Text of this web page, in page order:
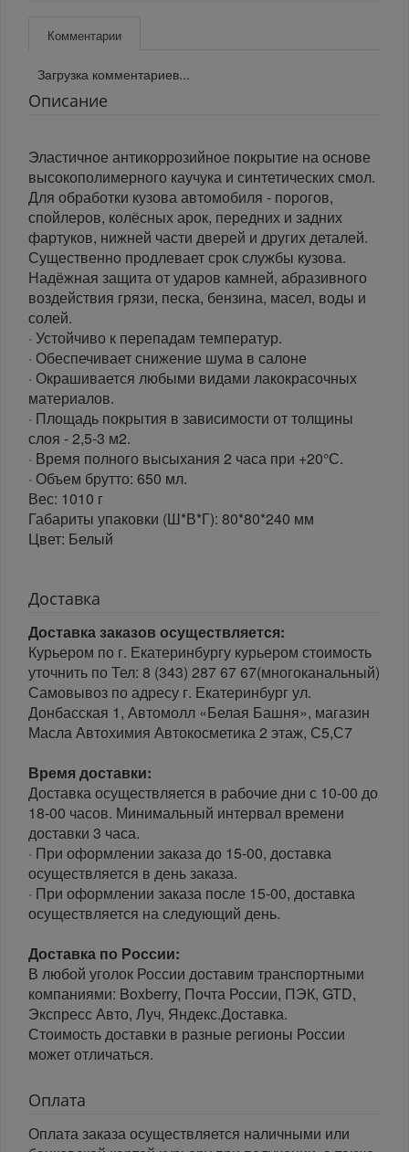
Комментарии
Загрузка комментариев...
Описание
Эластичное антикоррозийное покрытие на основе
высокополимерного каучука и синтетических смол.
Для обработки кузова автомобиля - порогов,
спойлеров, колёсных арок, передних и задних
фартуков, нижней части дверей и других деталей.
Существенно продлевает срок службы кузова.
Надёжная защита от ударов камней, абразивного
воздействия грязи, песка, бензина, масел, воды и
солей.
· Устойчиво к перепадам температур.
· Обеспечивает снижение шума в салоне
· Окрашивается любыми видами лакокрасочных
материалов.
· Площадь покрытия в зависимости от толщины
слоя - 2,5-3 м2.
· Время полного высыхания 2 часа при +20°С.
· Объем брутто: 650 мл.
Вес: 1010 г
Габариты упаковки (Ш*В*Г): 80*80*240 мм
Цвет: Белый
Доставка
Доставка заказов осуществляется:
Курьером по г. Екатеринбургу курьером стоимость
уточнить по Тел: 8 (343) 287 67 67(многоканальный)
Самовывоз по адресу г. Екатеринбург ул.
Донбасская 1, Автомолл «Белая Башня», магазин
Масла Автохимия Автокосметика 2 этаж, С5,С7
Время доставки:
Доставка осуществляется в рабочие дни с 10-00 до
18-00 часов. Минимальный интервал времени
доставки 3 часа.
· При оформлении заказа до 15-00, доставка
осуществляется в день заказа.
· При оформлении заказа после 15-00, доставка
осуществляется на следующий день.
Доставка по России:
В любой уголок России доставим транспортными
компаниями: Boxberry, Почта России, ПЭК, GTD,
Экспресс Авто, Луч, Яндекс.Доставка.
Стоимость доставки в разные регионы России
может отличаться.
Оплата
Оплата заказа осуществляется наличными или